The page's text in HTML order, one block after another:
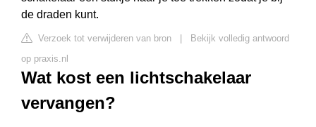
de draden kunt.
Verzoek tot verwijderen van bron
Bekijk volledig antwoord
op praxis.nl
Wat kost een lichtschakelaar
vervangen?